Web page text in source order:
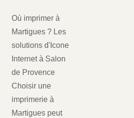
Où imprimer à
Martigues ? Les
solutions d'Icone
Internet à Salon
de Provence
Choisir une
imprimerie à
Martigues peut